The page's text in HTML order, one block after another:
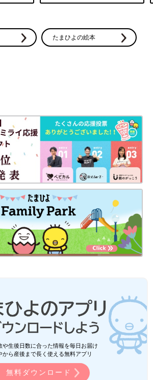
たまひよの絵本
や生後日数に合った情報を毎日お届け
から産後まで長く使える無料アプリ
無料ダウンロード